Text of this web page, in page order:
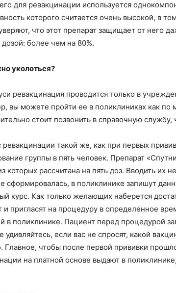
для ревакцинации используется
которого считается очень высокой, в
что этот препарат защищает от него
более чем на 80%.
уколоться?
ревакцинация проводится только в
вы можете пройти ее в поликлиниках как по
стоит позвонить в справочную
ревакцинации такой же, как при первых
группы в пять человек. Препарат
которых рассчитана на пять доз. Вводить их
сформировалась, в поликлинике запишут
курс. Как только желающих наберется
и пригласят на процедуру в определенное
в поликлинике. Пациент перед процедурой
удивляйтесь, если вас не спросят, какой
Главное, чтобы после первой прививки
на платной основе выдают в